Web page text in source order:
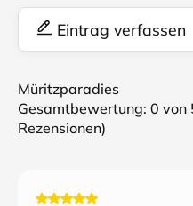
Eintrag verfassen
Müritzparadies
Gesamtbewertung: 0 von
Rezensionen)